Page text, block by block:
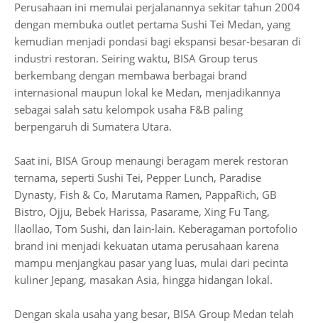
Perusahaan ini memulai perjalanannya sekitar tahun 2004
dengan membuka outlet pertama Sushi Tei Medan, yang
kemudian menjadi pondasi bagi ekspansi besar-besaran di
industri restoran. Seiring waktu, BISA Group terus
berkembang dengan membawa berbagai brand
internasional maupun lokal ke Medan, menjadikannya
sebagai salah satu kelompok usaha F&B paling
berpengaruh di Sumatera Utara.
Saat ini, BISA Group menaungi beragam merek restoran
ternama, seperti Sushi Tei, Pepper Lunch, Paradise
Dynasty, Fish & Co, Marutama Ramen, PappaRich, GB
Bistro, Ojju, Bebek Harissa, Pasarame, Xing Fu Tang,
llaollao, Tom Sushi, dan lain-lain. Keberagaman portofolio
brand ini menjadi kekuatan utama perusahaan karena
mampu menjangkau pasar yang luas, mulai dari pecinta
kuliner Jepang, masakan Asia, hingga hidangan lokal.
Dengan skala usaha yang besar, BISA Group Medan telah